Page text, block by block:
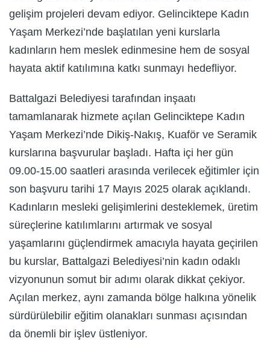
gelişim projeleri devam ediyor. Gelinciktepe Kadın
Yaşam Merkezi’nde başlatılan yeni kurslarla
kadınların hem meslek edinmesine hem de sosyal
hayata aktif katılımına katkı sunmayı hedefliyor.
Battalgazi Belediyesi tarafından inşaatı
tamamlanarak hizmete açılan Gelinciktepe Kadın
Yaşam Merkezi’nde Dikiş-Nakış, Kuaför ve Seramik
kurslarına başvurular başladı. Hafta içi her gün
09.00-15.00 saatleri arasında verilecek eğitimler için
son başvuru tarihi 17 Mayıs 2025 olarak açıklandı.
Kadınların mesleki gelişimlerini desteklemek, üretim
süreçlerine katılımlarını artırmak ve sosyal
yaşamlarını güçlendirmek amacıyla hayata geçirilen
bu kurslar, Battalgazi Belediyesi’nin kadın odaklı
vizyonunun somut bir adımı olarak dikkat çekiyor.
Açılan merkez, aynı zamanda bölge halkına yönelik
sürdürülebilir eğitim olanakları sunması açısından
da önemli bir işlev üstleniyor.